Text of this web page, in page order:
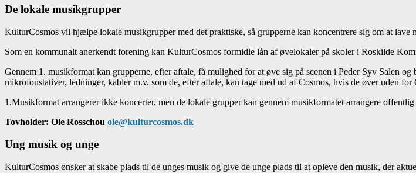
De lokale musikgrupper
KulturCosmos vil hjælpe lokale musikgrupper med det praktiske, så grupperne kan koncentrere sig om at lave
Som en kommunalt anerkendt forening kan KulturCosmos formidle lån af øvelokaler på skoler i Roskilde
Gennem 1. musikformat kan grupperne, efter aftale, få mulighed for at øve sig på scenen i Peder Syv Salen
mikrofonstativer, ledninger, kabler m.v. som de, efter aftale, kan tage med ud af Cosmos, hvis de øver uden
1.Musikformat arrangerer ikke koncerter, men de lokale grupper kan gennem musikformatet arrangere
Tovholder: Ole Rosschou ole@kulturcosmos.dk
Ung musik og unge
KulturCosmos ønsker at skabe plads til de unges musik og give de unge plads til at opleve den musik, der